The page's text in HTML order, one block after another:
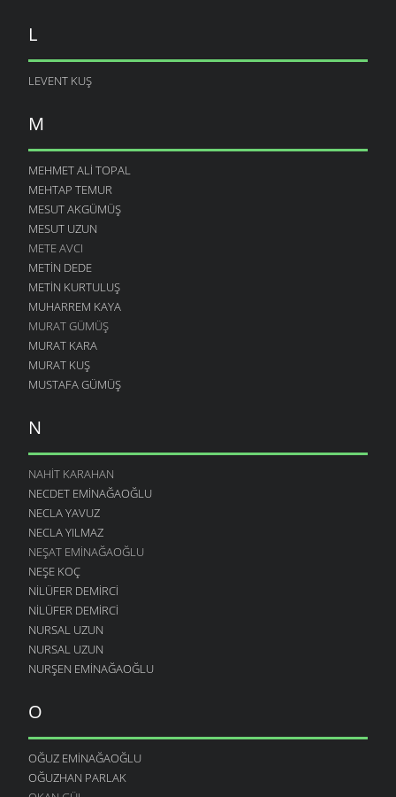
L
LEVENT KUŞ
M
MEHMET ALI TOPAL
MEHTAP TEMUR
MESUT AKGÜMÜŞ
MESUT UZUN
METE AVCI
METIN DEDE
METIN KURTULUŞ
MUHARREM KAYA
MURAT GÜMÜŞ
MURAT KARA
MURAT KUŞ
MUSTAFA GÜMÜŞ
N
NAHIT KARAHAN
NECDET EMINAĞAOĞLU
NECLA YAVUZ
NECLA YILMAZ
NEŞAT EMINAĞAOĞLU
NEŞE KOÇ
NILÜFER DEMIRCI
NILÜFER DEMIRCI
NURSAL UZUN
NURSAL UZUN
NURŞEN EMINAĞAOĞLU
O
OĞUZ EMINAĞAOĞLU
OĞUZHAN PARLAK